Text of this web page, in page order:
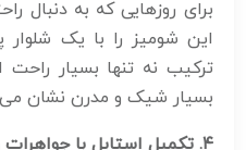
برای روزهایی که به دنبال
این شومیز را با یک
ترکیب نه تنها بسیار
بسیار شیک و مدرن نشان
۴.تکمیل استایل با